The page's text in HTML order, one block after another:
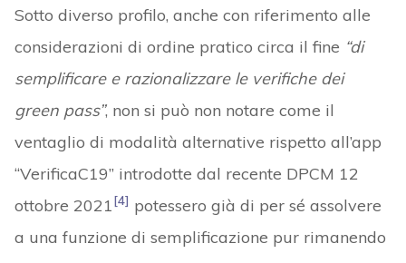
Sotto diverso profilo, anche con riferimento alle
considerazioni di ordine pratico circa il fine “di
semplificare e razionalizzare le verifiche dei
green pass”, non si può non notare come il
ventaglio di modalità alternative rispetto all’app
“VerificaC19” introdotte dal recente DPCM 12
ottobre 2021[4] potessero già di per sé assolvere
a una funzione di semplificazione pur rimanendo